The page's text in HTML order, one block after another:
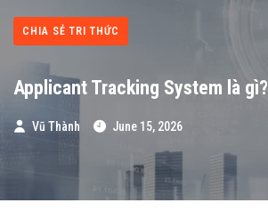
CHIA SẺ TRI THỨC
Applicant Tracking System là gì?
Vũ Thành June 15, 2026